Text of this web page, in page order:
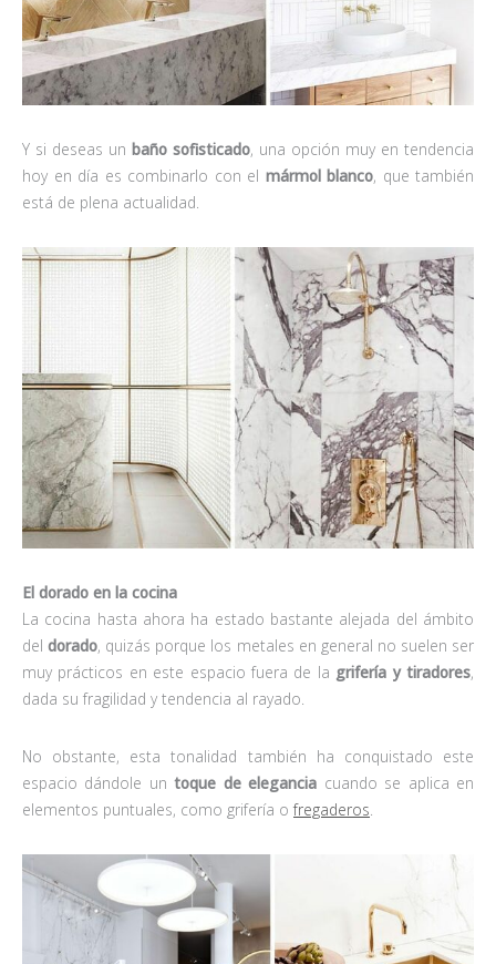
Y si deseas un baño sofisticado, una opción muy en tendencia
hoy en día es combinarlo con el mármol blanco, que también
está de plena actualidad.
El dorado en la cocina
La cocina hasta ahora ha estado bastante alejada del ámbito
deldorado, quizás porque los metales en general no suelen ser
muy prácticos en este espacio fuera de la grifería y tiradores,
dada su fragilidad y tendencia al rayado.
No obstante, esta tonalidad también ha conquistado este
espacio dándole untoque de elegancia cuando se aplica en
elementos puntuales, como grifería o fregaderos.